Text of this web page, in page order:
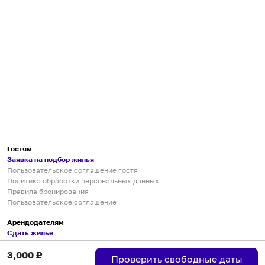
3,000 ₽ Проверить свободные даты
Гостям
Заявка на подбор жилья
Пользовательское соглашение гостя
Политика обработки персональных данных
Правила бронирования
Пользовательское соглашение
Арендодателям
Сдать жилье
Пользовательское соглашение
Правила публикации объявлений